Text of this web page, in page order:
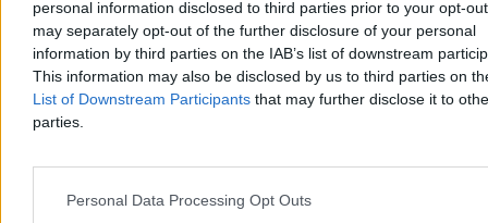
personal information disclosed to third parties prior to your opt-
may separately opt-out of the further disclosure of your personal
information by third parties on the IAB’s list of downstream
This information may also be disclosed by us to third parties on
List of Downstream Participants that may further disclose it to
parties.
Personal Data Processing Opt Outs
(środki na czesne lub składki, praca wolontariuszy, kontakty do
polskich szkół, w których można wynająć sale). Dlatego powstają
one w najliczniejszych społecznościach, przede wszystkim
ukraińskiej, i w największych miastach. Natomiast dzieci, które
trafiły do mniejszych ośrodków, gdzie nie ma innych rodzin z ich
kraju, raczej będą tych dodatkowych lekcji pozbawione.
nauczania ułatwiły dostęp do edukacji w języku ojczystym, jest to
dodatkowe obciążenie po godzinach spędzonych w obowiązkowym
systemie szkolnym. Wielu rodziców z tego rezygnuje bądź nie jest